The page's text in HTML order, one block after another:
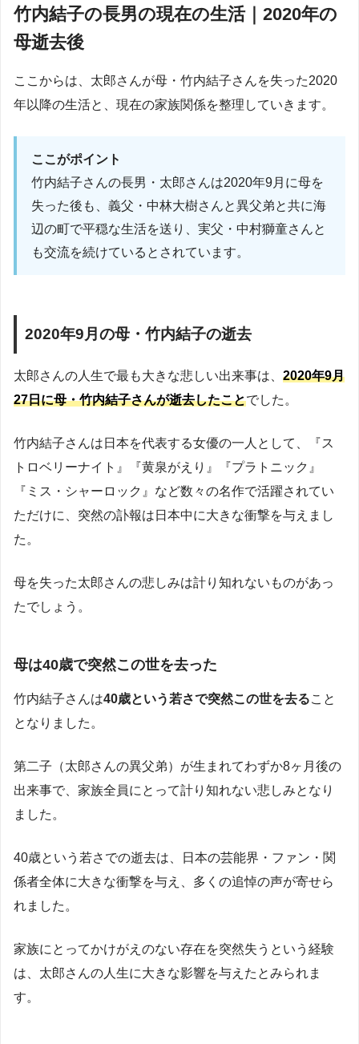
竹内結子の長男の現在の生活｜2020年の
母逝去後
ここからは、太郎さんが母・竹内結子さんを失った2020
年以降の生活と、現在の家族関係を整理していきます。
ここがポイント
竹内結子さんの長男・太郎さんは2020年9月に母を
失った後も、義父・中林大樹さんと異父弟と共に海
辺の町で平穏な生活を送り、実父・中村獅童さんと
も交流を続けているとされています。
2020年9月の母・竹内結子の逝去
太郎さんの人生で最も大きな悲しい出来事は、 2020年9月
27日に母・竹内結子さんが逝去したことでした。
竹内結子さんは日本を代表する女優の一人として、『ス
トロベリーナイト』『黄泉がえり』『プラトニック』
『ミス・シャーロック』など数々の名作で活躍されてい
ただけに、突然の訃報は日本中に大きな衝撃を与えまし
た。
母を失った太郎さんの悲しみは計り知れないものがあっ
たでしょう。
母は40歳で突然この世を去った
竹内結子さんは40歳という若さで突然この世を去ること
となりました。
第二子（太郎さんの異父弟）が生まれてわずか8ヶ月後の
出来事で、家族全員にとって計り知れない悲しみとなり
ました。
40歳という若さでの逝去は、日本の芸能界・ファン・関
係者全体に大きな衝撃を与え、多くの追悼の声が寄せら
れました。
家族にとってかけがえのない存在を突然失うという経験
は、太郎さんの人生に大きな影響を与えたとみられま
す。